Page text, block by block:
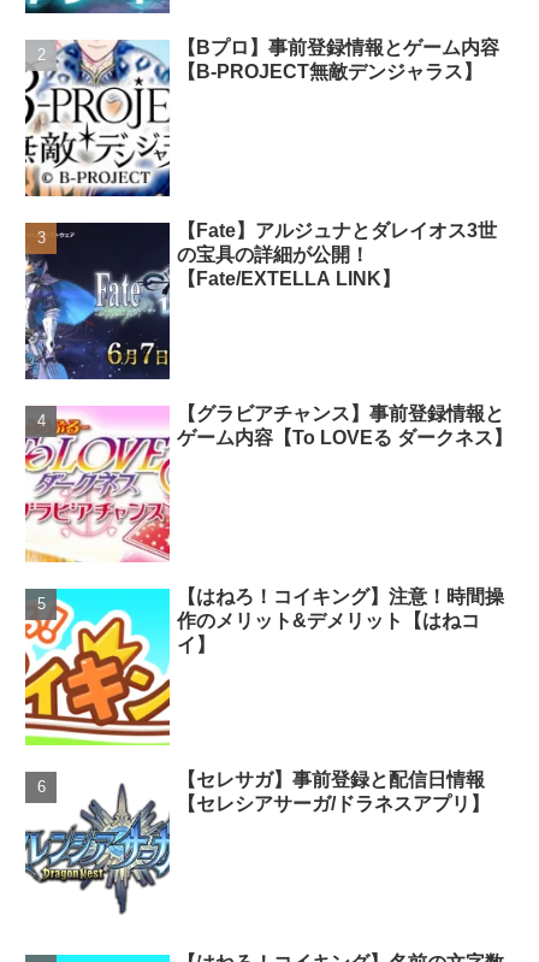
【Bプロ】事前登録情報とゲーム内容
【B-PROJECT無敵デンジャラス】
【Fate】アルジュナとダレイオス3世
の宝具の詳細が公開！
【Fate/EXTELLA LINK】
【グラビアチャンス】事前登録情報と
ゲーム内容【To LOVEる ダークネス】
【はねろ！コイキング】注意！時間操
作のメリット&デメリット【はねコ
イ】
【セレサガ】事前登録と配信日情報
【セレシアサーガ/ドラネスアプリ】